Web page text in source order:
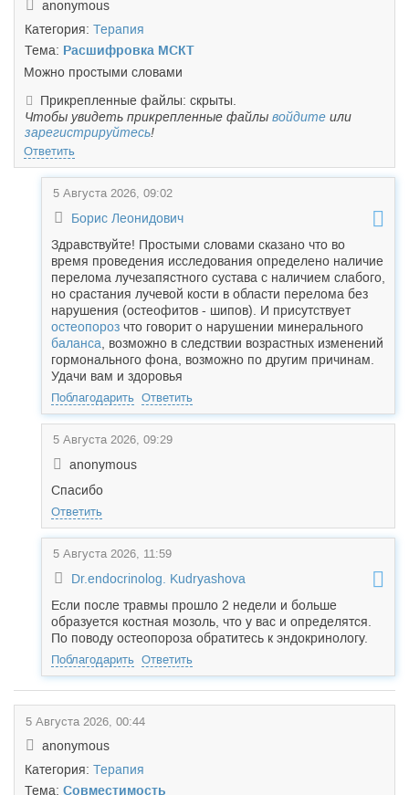
anonymous
Категория: Терапия
Тема: Расшифровка МСКТ
Можно простыми словами
Прикрепленные файлы: скрыты.
Чтобы увидеть прикрепленные файлы войдите или
зарегистрируйтесь!
Ответить
5 Августа 2026, 09:02
Борис Леонидович
Здравствуйте! Простыми словами сказано что во
время проведения исследования определено наличие
перелома лучезапястного сустава с наличием слабого,
но срастания лучевой кости в области перелома без
нарушения (остеофитов - шипов). И присутствует
остеопороз что говорит о нарушении минерального
баланса , возможно в следствии возрастных изменений
гормонального фона, возможно по другим причинам.
Удачи вам и здоровья
Поблагодарить Ответить
5 Августа 2026, 09:29
anonymous
Спасибо
Ответить
5 Августа 2026, 11:59
Dr.endocrinolog. Kudryashova
Если после травмы прошло 2 недели и больше
образуется костная мозоль, что у вас и определятся.
По поводу остеопороза обратитесь к эндокринологу.
Поблагодарить Ответить
5 Августа 2026, 00:44
anonymous
Категория: Терапия
Тема: Совместимость